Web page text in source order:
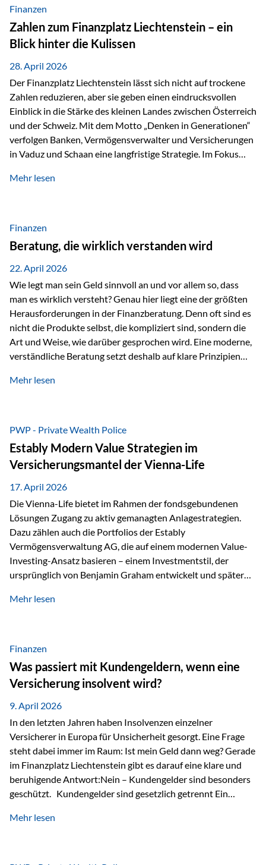
Wirtschaftswachstum, verändern die Spielregeln für
Investoren. Produktivität adressiert genau diese
Herausforderungen, da wirtschaftliches Wachstum
langfristig durch Produktivitätssteigerung entsteht, also
durch die Fähigkeit von Unternehmen, mehr…
Finanzen
Zahlen zum Finanzplatz Liechtenstein – ein
Blick hinter die Kulissen
28. April 2026
Der Finanzplatz Liechtenstein lässt sich nicht auf trockene
Zahlen reduzieren, aber sie geben einen eindrucksvollen
Einblick in die Stärke des kleinen Landes zwischen Österreich
und der Schweiz. Mit dem Motto „Denken in Generationen“
verfolgen Banken, Vermögensverwalter und Versicherungen
in Vaduz und Schaan eine langfristige Strategie. Im Fokus
Marktzugang Liechtenstein hat sich in den letzten Jahren zu
verfügbaren Kennzahlen (Stand Ende 2024, veröffentlicht
2025/2026)…
Mehr lesen
Finanzen
Beratung, die wirklich verstanden wird
22. April 2026
Wie legt man sein Geld sinnvoll an und vor allem so, dass
man es wirklich versteht? Genau hier liegt eine der größten
Herausforderungen in der Finanzberatung. Denn oft sind es
nicht die Produkte selbst, die kompliziert sind, sondern die
Art und Weise, wie darüber gesprochen wird. Eine moderne,
verständliche Beratung setzt deshalb auf klare Prinzipien
fünf zentrale Faktoren: eine saubere Struktur, breite
diesem Thema liefern unter anderem die praxisnahen
Ansätze von Finanzexperte Klaus Rost, der seit vielen Jahren
für eine verständliche und…
Mehr lesen
PWP - Private Wealth Police
Estably Modern Value Strategien im
Versicherungsmantel der Vienna-Life
17. April 2026
Die Vienna-Life bietet im Rahmen der fondsgebundenen
Lösungen Zugang zu aktiv gemanagten Anlagestrategien.
Dazu zählen auch die Portfolios der Estably
Vermögensverwaltung AG, die auf einem modernen Value-
Investing-Ansatz basieren – einem Investmentstil, der
ursprünglich von Benjamin Graham entwickelt und später
Modernes Value Investing als Grundlage Der
Fokus stehen Unternehmen, deren Börsenkurs unter ihrem
inneren Wert liegt. Neben klassischen
Bewertungskennzahlen werden auch qualitative Faktoren
wie Geschäftsmodell, Wettbewerbsvorteile und
Managementqualität…
Mehr lesen
Finanzen
Was passiert mit Kundengeldern, wenn eine
Versicherung insolvent wird?
9. April 2026
In den letzten Jahren haben Insolvenzen einzelner
Versicherer in Europa für Unsicherheit gesorgt. Eine Frage
steht dabei immer im Raum: Ist mein Geld dann weg? Gerade
im Finanzplatz Liechtenstein gibt es darauf eine klare und
beruhigende Antwort:Nein – Kundengelder sind besonders
geschützt. Kundengelder sind gesetzlich getrennt Ein
sogenannte Sondermasse. Das bedeutet:Die
Mehr lesen